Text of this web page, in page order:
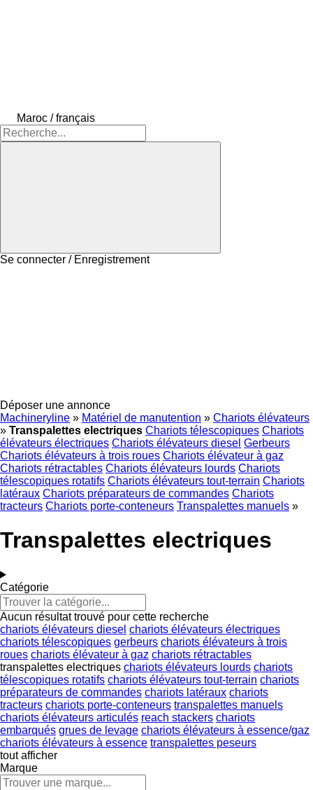
Maroc / français
Se connecter / Enregistrement
Déposer une annonce
Machineryline » Matériel de manutention » Chariots élévateurs
» Transpalettes electriques Chariots télescopiques Chariots
élévateurs électriques Chariots élévateurs diesel Gerbeurs
Chariots élévateurs à trois roues Chariots élévateur à gaz
Chariots rétractables Chariots élévateurs lourds Chariots
télescopiques rotatifs Chariots élévateurs tout-terrain Chariots
latéraux Chariots préparateurs de commandes Chariots
tracteurs Chariots porte-conteneurs Transpalettes manuels »
Transpalettes electriques
Catégorie
Aucun résultat trouvé pour cette recherche
chariots élévateurs diesel chariots élévateurs électriques
chariots télescopiques gerbeurs chariots élévateurs à trois
roues chariots élévateur à gaz chariots rétractables
transpalettes electriques chariots élévateurs lourds chariots
télescopiques rotatifs chariots élévateurs tout-terrain chariots
préparateurs de commandes chariots latéraux chariots
tracteurs chariots porte-conteneurs transpalettes manuels
chariots élévateurs articulés reach stackers chariots
embarqués grues de levage chariots élévateurs à essence/gaz
chariots élévateurs à essence transpalettes peseurs
tout afficher
Marque